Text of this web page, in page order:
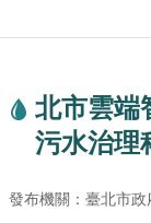
我
的
分
是
北市雲端
污水治理
發布機關：臺北市